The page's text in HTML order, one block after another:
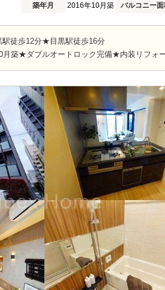
築年月 2016年10月築 バルコニー
徒歩12分★目黒駅徒歩16分
築★ダブルオートロック完備★内装リフォ